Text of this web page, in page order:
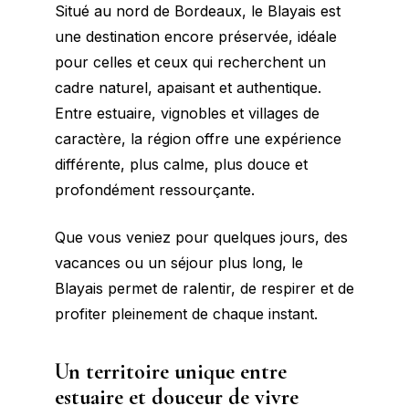
Situé au nord de Bordeaux, le Blayais est
une destination encore préservée, idéale
pour celles et ceux qui recherchent un
cadre naturel, apaisant et authentique.
Entre estuaire, vignobles et villages de
caractère, la région offre une expérience
différente, plus calme, plus douce et
profondément ressourçante.
Que vous veniez pour quelques jours, des
vacances ou un séjour plus long, le
Blayais permet de ralentir, de respirer et de
profiter pleinement de chaque instant.
Un territoire unique entre
estuaire et douceur de vivre